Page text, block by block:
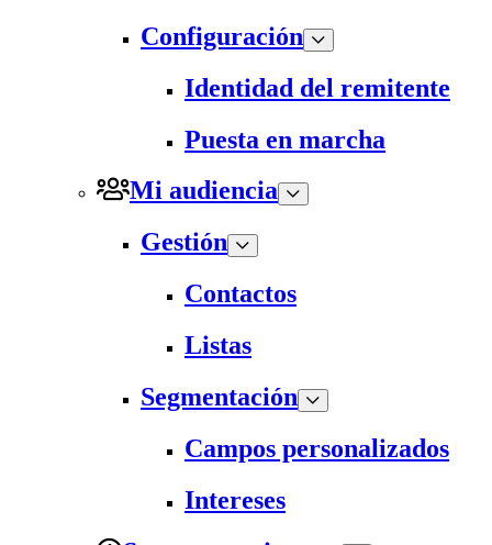
Configuración
Identidad del remitente
Puesta en marcha
Mi audiencia
Gestión
Contactos
Listas
Segmentación
Campos personalizados
Intereses